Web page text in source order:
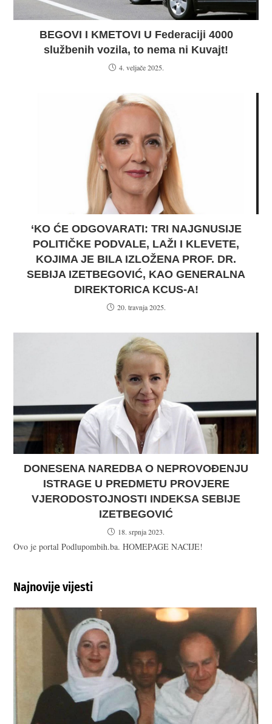
BEGOVI I KMETOVI U Federaciji 4000
službenih vozila, to nema ni Kuvajt!
4. veljače 2025.
‘KO ĆE ODGOVARATI: TRI NAJGNUSIJE
POLITIČKE PODVALE, LAŽI I KLEVETE,
KOJIMA JE BILA IZLOŽENA PROF. DR.
SEBIJA IZETBEGOVIĆ, KAO GENERALNA
DIREKTORICA KCUS-A!
20. travnja 2025.
DONESENA NAREDBA O NEPROVOĐENJU
ISTRAGE U PREDMETU PROVJERE
VJERODOSTOJNOSTI INDEKSA SEBIJE
IZETBEGOVIĆ
18. srpnja 2023.
Ovo je portal Podlupombih.ba. HOMEPAGE NACIJE!
Najnovije vijesti